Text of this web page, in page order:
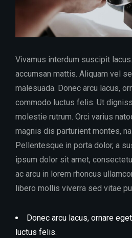
Vivamus interdum suscipit
accumsan mattis. Aliquam vel
malesuada. Donec arcu lacus,
commodo luctus felis. Ut
molestie rutrum. Orci varius
magnis dis parturient montes,
Pellentesque in porta dolor, a
ipsum dolor sit amet,
ac arcu in lorem rhoncus
libero mollis viverra sed vitae
Donec arcu lacus, ornare
luctus felis.